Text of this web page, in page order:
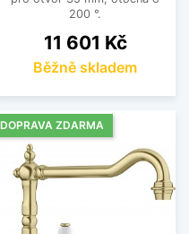
200 °.
Cena
11 601 Kč
Běžně skladem
DOPRAVA ZDARMA